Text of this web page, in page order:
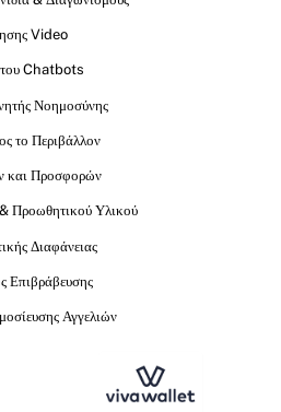
Video
Chatbots
Νοημοσύνης
το Περιβάλλον
και Προσφορών
Προωθητικού Υλικού
Διαφάνειας
Επιβράβευσης
Αγγελιών